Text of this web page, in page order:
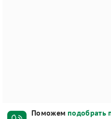
Поможем подобрать